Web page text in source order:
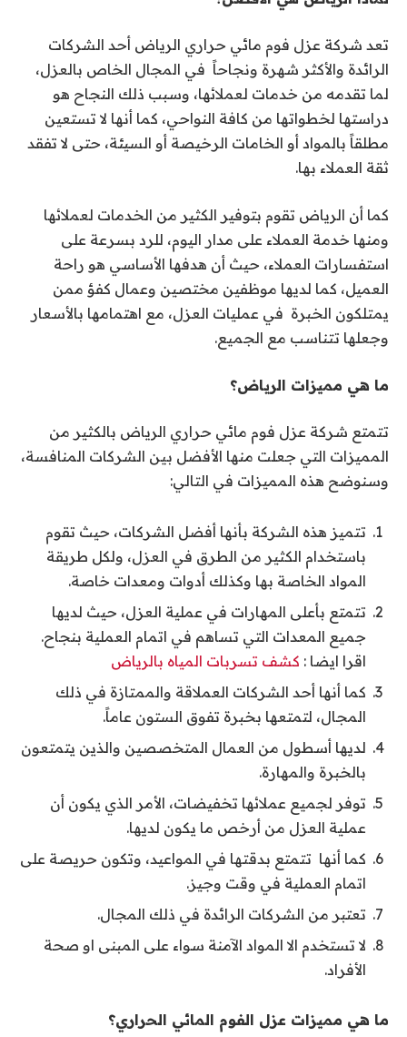
تعد شركة عزل فوم مائي حراري الرياض أحد الشركات
الرائدة والأكثر شهرة ونجاحاً في المجال الخاص بالعزل،
لما تقدمه من خدمات لعملائها، وسبب ذلك النجاح هو
دراستها لخطواتها من كافة النواحي، كما أنها لا تستعين
مطلقاً بالمواد أو الخامات الرخيصة أو السيئة، حتى لا تفقد
ثقة العملاء بها.
كما أن الرياض تقوم بتوفير الكثير من الخدمات لعملائها
ومنها خدمة العملاء على مدار اليوم، للرد بسرعة على
استفسارات العملاء، حيث أن هدفها الأساسي هو راحة
العميل، كما لديها موظفين مختصين وعمال كفؤ ممن
يمتلكون الخبرة في عمليات العزل، مع اهتمامها بالأسعار
وجعلها تتناسب مع الجميع.
ما هي مميزات الرياض؟
تتمتع شركة عزل فوم مائي حراري الرياض بالكثير من
المميزات التي جعلت منها الأفضل بين الشركات المنافسة،
وسنوضح هذه المميزات في التالي:
تتميز هذه الشركة بأنها أفضل الشركات، حيث تقوم
باستخدام الكثير من الطرق في العزل، ولكل طريقة
المواد الخاصة بها وكذلك أدوات ومعدات خاصة.
تتمتع بأعلى المهارات في عملية العزل، حيث لديها
جميع المعدات التي تساهم في اتمام العملية بنجاح.
اقرا ايضا : كشف تسربات المياه بالرياض
كما أنها أحد الشركات العملاقة والممتازة في ذلك
المجال، لتمتعها بخبرة تفوق الستون عاماً.
لديها أسطول من العمال المتخصصين والذين يتمتعون
بالخبرة والمهارة.
توفر لجميع عملائها تخفيضات، الأمر الذي يكون أن
عملية العزل من أرخص ما يكون لديها.
كما أنها تتمتع بدقتها في المواعيد، وتكون حريصة على
اتمام العملية في وقت وجيز.
تعتبر من الشركات الرائدة في ذلك المجال.
لا تستخدم الا المواد الآمنة سواء على المبنى او صحة
الأفراد.
ما هي مميزات عزل الفوم المائي الحراري؟